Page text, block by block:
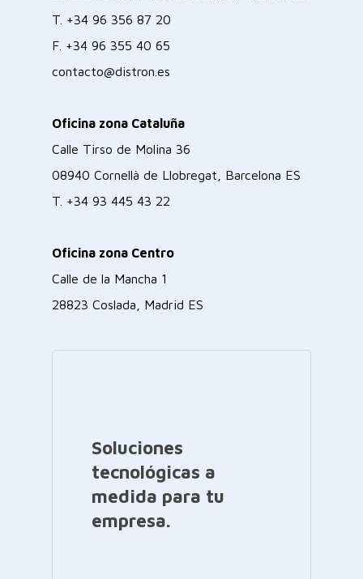
T. +34 96 356 87 20
F. +34 96 355 40 65
contacto@distron.es
Oficina zona Cataluña
Calle Tirso de Molina 36
08940 Cornellà de Llobregat, Barcelona ES
T. +34 93 445 43 22
Oficina zona Centro
Calle de la Mancha 1
28823 Coslada, Madrid ES
Soluciones
tecnológicas a
medida para tu
empresa.